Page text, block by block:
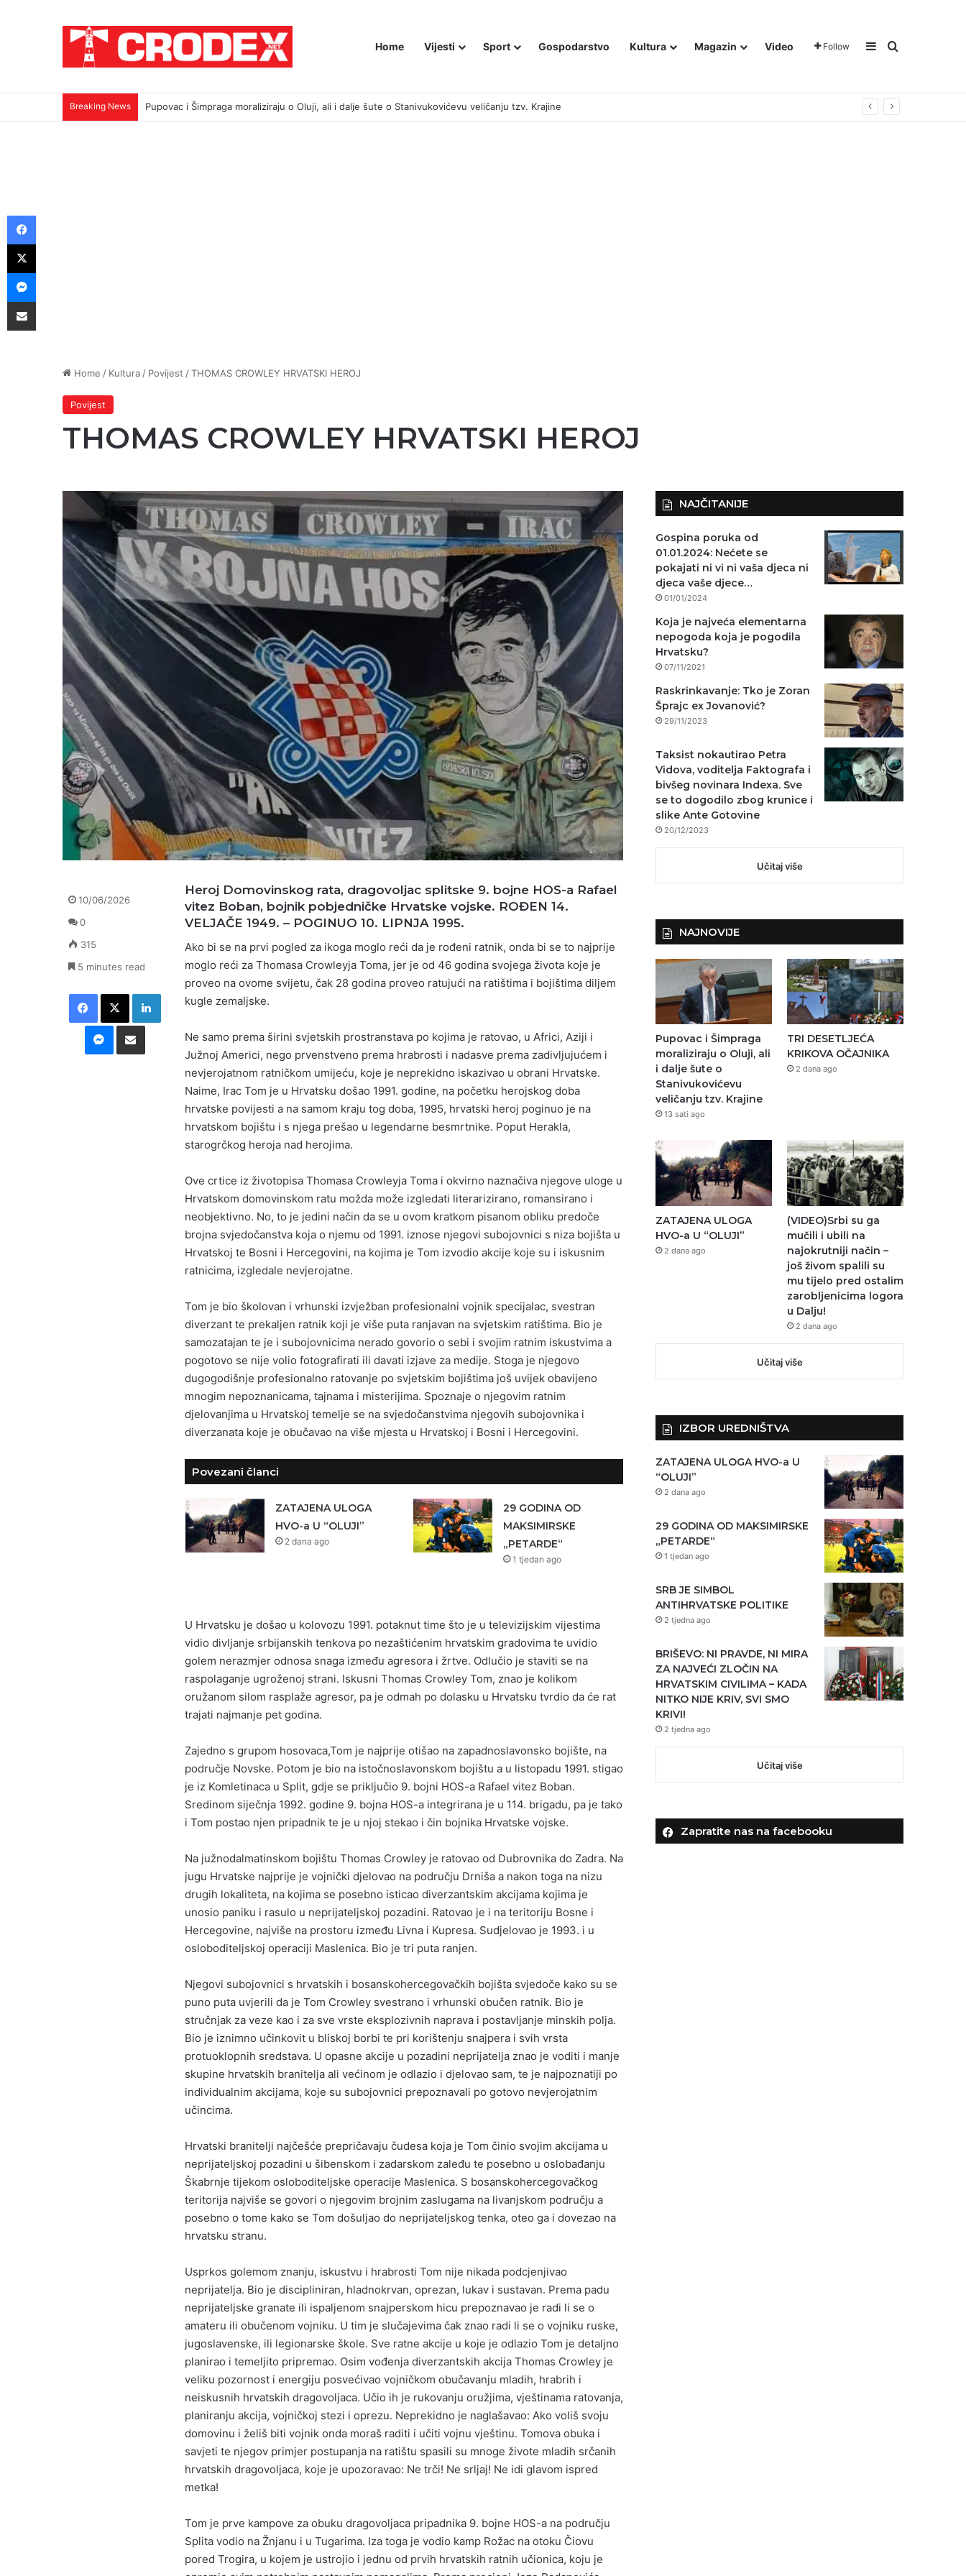
Home Vijesti Sport Gospodarstvo Kultura Magazin Video Follow Sidebar
Traži
Breaking News TRI DESETLJEĆA KRIKOVA OČAJNIKA
Home / Kultura / Povijest /THOMAS CROWLEY HRVATSKI HEROJ
Povijest
THOMAS CROWLEY HRVATSKI HEROJ
Heroj Domovinskog rata, dragovoljac splitske 9. bojne HOS-a Rafael
vitez Boban, bojnik pobjedničke Hrvatske vojske. ROĐEN 14.
VELJAČE 1949. – POGINUO 10. LIPNJA 1995.
Ako bi se na prvi pogled za ikoga moglo reći da je rođeni ratnik, onda bi se to najprije
moglo reći za Thomasa Crowleyja Toma, jer je od 46 godina svojega života koje je
proveo na ovome svijetu, čak 28 godina proveo ratujući na ratištima i bojištima diljem
kugle zemaljske.
Ne samo prema širini svjetskih prostranstava po kojima je ratovao, u Africi, Aziji i
Južnoj Americi, nego prvenstveno prema hrabrosti i nadasve prema zadivljujućem i
nevjerojatnom ratničkom umijeću, koje je neprekidno iskazivao u obrani Hrvatske.
Naime, Irac Tom je u Hrvatsku došao 1991. godine, na početku herojskog doba
hrvatske povijesti a na samom kraju tog doba, 1995, hrvatski heroj poginuo je na
hrvatskom bojištu i s njega prešao u legendarne besmrtnike. Poput Herakla,
starogrčkog heroja nad herojima.
Ove crtice iz životopisa Thomasa Crowleyja Toma i okvirno naznačiva njegove uloge u
Hrvatskom domovinskom ratu možda može izgledati literarizirano, romansirano i
neobjektivno. No, to je jedini način da se u ovom kratkom pisanom obliku predoče
brojna svjedočanstva koja o njemu od 1991. iznose njegovi subojovnici s niza bojišta u
Hrvatskoj te Bosni i Hercegovini, na kojima je Tom izvodio akcije koje su i iskusnim
ratnicima, izgledale nevjerojatne.
Tom je bio školovan i vrhunski izvježban profesionalni vojnik specijalac, svestran
diverzant te prekaljen ratnik koji je više puta ranjavan na svjetskim ratištima. Bio je
samozatajan te je i subojovnicima nerado govorio o sebi i svojim ratnim iskustvima a
pogotovo se nije volio fotografirati ili davati izjave za medije. Stoga je njegovo
dugogodišnje profesionalno ratovanje po svjetskim bojištima još uvijek obavijeno
mnogim nepoznanicama, tajnama i misterijima. Spoznaje o njegovim ratnim
djelovanjima u Hrvatskoj temelje se na svjedočanstvima njegovih subojovnika i
diverzanata koje je obučavao na više mjesta u Hrvatskoj i Bosni i Hercegovini.
Povezani članci
ZATAJENA ULOGA
HVO-a U “OLUJI”
2 dana ago
29 GODINA OD
MAKSIMIRSKE
„PETARDE“
1 tjedan ago
U Hrvatsku je došao u kolovozu 1991. potaknut time što je u televizijskim vijestima
vidio divljanje srbijanskih tenkova po nezaštićenim hrvatskim gradovima te uvidio
golem nerazmjer odnosa snaga između agresora i žrtve. Odlučio je staviti se na
raspolaganje ugroženoj strani. Iskusni Thomas Crowley Tom, znao je kolikom
oružanom silom rasplaže agresor, pa je odmah po dolasku u Hrvatsku tvrdio da će rat
trajati najmanje pet godina.
Zajedno s grupom hosovaca,Tom je najprije otišao na zapadnoslavonsko bojište, na
područje Novske. Potom je bio na istočnoslavonskom bojištu a u listopadu 1991. stigao
je iz Komletinaca u Split, gdje se priključio 9. bojni HOS-a Rafael vitez Boban.
Sredinom siječnja 1992. godine 9. bojna HOS-a integrirana je u 114. brigadu, pa je tako
i Tom postao njen pripadnik te je u njoj stekao i čin bojnika Hrvatske vojske.
Na južnodalmatinskom bojištu Thomas Crowley je ratovao od Dubrovnika do Zadra. Na
jugu Hrvatske najprije je vojnički djelovao na području Drniša a nakon toga na nizu
drugih lokaliteta, na kojima se posebno isticao diverzantskim akcijama kojima je
unosio paniku i rasulo u neprijateljskoj pozadini. Ratovao je i na teritoriju Bosne i
Hercegovine, najviše na prostoru između Livna i Kupresa. Sudjelovao je 1993. i u
osloboditeljskoj operaciji Maslenica. Bio je tri puta ranjen.
Njegovi subojovnici s hrvatskih i bosanskohercegovačkih bojišta svjedoče kako su se
puno puta uvjerili da je Tom Crowley svestrano i vrhunski obučen ratnik. Bio je
stručnjak za veze kao i za sve vrste eksplozivnih naprava i postavljanje minskih polja.
Bio je iznimno učinkovit u bliskoj borbi te pri korištenju snajpera i svih vrsta
protuoklopnih sredstava. U opasne akcije u pozadini neprijatelja znao je voditi i manje
skupine hrvatskih branitelja ali većinom je odlazio i djelovao sam, te je najpoznatiji po
individualnim akcijama, koje su subojovnici prepoznavali po gotovo nevjerojatnim
učincima.
Hrvatski branitelji najčešće prepričavaju čudesa koja je Tom činio svojim akcijama u
neprijateljskoj pozadini u šibenskom i zadarskom zaleđu te posebno u oslobađanju
Škabrnje tijekom osloboditeljske operacije Maslenica. S bosanskohercegovačkog
teritorija najviše se govori o njegovim brojnim zaslugama na livanjskom području a
posebno o tome kako se Tom došuljao do neprijateljskog tenka, oteo ga i dovezao na
hrvatsku stranu.
Usprkos golemom znanju, iskustvu i hrabrosti Tom nije nikada podcjenjivao
neprijatelja. Bio je discipliniran, hladnokrvan, oprezan, lukav i sustavan. Prema padu
neprijateljske granate ili ispaljenom snajperskom hicu prepoznavao je radi li se o
amateru ili obučenom vojniku. U tim je slučajevima čak znao radi li se o vojniku ruske,
jugoslavenske, ili legionarske škole. Sve ratne akcije u koje je odlazio Tom je detaljno
planirao i temeljito pripremao. Osim vođenja diverzantskih akcija Thomas Crowley je
veliku pozornost i energiju posvećivao vojničkom obučavanju mladih, hrabrih i
neiskusnih hrvatskih dragovoljaca. Učio ih je rukovanju oružjima, vještinama ratovanja,
planiranju akcija, vojničkoj stezi i oprezu. Neprekidno je naglašavao: Ako voliš svoju
domovinu i želiš biti vojnik onda moraš raditi i učiti vojnu vještinu. Tomova obuka i
savjeti te njegov primjer postupanja na ratištu spasili su mnoge živote mladih srčanih
hrvatskih dragovoljaca, koje je upozoravao: Ne trči! Ne srljaj! Ne idi glavom ispred
metka!
Tom je prve kampove za obuku dragovoljaca pripadnika 9. bojne HOS-a na području
Splita vodio na Žnjanu i u Tugarima. Iza toga je vodio kamp Rožac na otoku Čiovu
pored Trogira, u kojem je ustrojio i jednu od prvih hrvatskih ratnih učionica, koju je
10/06/2026
0
315
5 minutes read
Facebook
X LinkedIn
Messenger
Podijeli putem E-maila
NAJČITANIJE
Gospina poruka od
01.01.2024: Nećete se
pokajati ni vi ni vaša djeca ni
djeca vaše djece…
01/01/2024
Koja je najveća elementarna
nepogoda koja je pogodila
Hrvatsku?
07/11/2021
Raskrinkavanje: Tko je Zoran
Šprajc ex Jovanović?
29/11/2023
Taksist nokautirao Petra
Vidova, voditelja Faktografa i
bivšeg novinara Indexa. Sve
se to dogodilo zbog krunice i
slike Ante Gotovine
20/12/2023
Učitaj više
NAJNOVIJE
Pupovac i Šimpraga
moraliziraju o Oluji, ali
i dalje šute o
Stanivukovićevu
veličanju tzv. Krajine
13 sati ago
TRI DESETLJEĆA
KRIKOVA OČAJNIKA
2 dana ago
ZATAJENA ULOGA
HVO-a U “OLUJI”
2 dana ago
(VIDEO)Srbi su ga
mučili i ubili na
najokrutniji način –
još živom spalili su
mu tijelo pred ostalim
zarobljenicima logora
u Dalju!
2 dana ago
Učitaj više
IZBOR UREDNIŠTVA
ZATAJENA ULOGA HVO-a U
“OLUJI”
2 dana ago
29 GODINA OD MAKSIMIRSKE
„PETARDE“
1 tjedan ago
SRB JE SIMBOL
ANTIHRVATSKE POLITIKE
2 tjedna ago
BRIŠEVO: NI PRAVDE, NI MIRA
ZA NAJVEĆI ZLOČIN NA
HRVATSKIM CIVILIMA – KADA
NITKO NIJE KRIV, SVI SMO
KRIVI!
2 tjedna ago
Učitaj više
Zapratite nas na facebooku
Facebook
X
Messenger
Podijeli putem E-maila